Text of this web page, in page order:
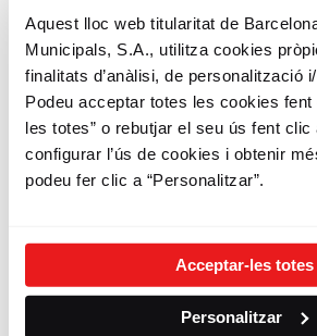
Aquest lloc web titularitat de
Municipals, S.A., utilitza cookies
finalitats d’anàlisi, de personalització
Podeu acceptar totes les cookies fent
les totes” o rebutjar el seu ús fent clic
configurar l’ús de cookies i obtenir
podeu fer clic a “Personalitzar”.
Acceptar-les totes
Personalitzar